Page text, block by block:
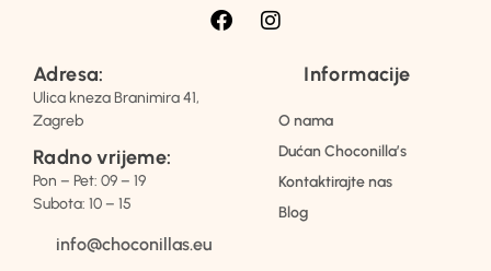
Adresa:
Ulica kneza Branimira 41,
Zagreb
Radno vrijeme:
Pon – Pet: 09 – 19
Subota: 10 – 15
info@choconillas.eu
Informacije
O nama
Dućan Choconilla’s
Kontaktirajte nas
Blog